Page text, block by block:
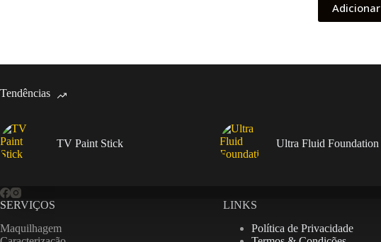
Adicionar
Tendências
TV Paint Stick Ultra Fluid Foundation
SERVIÇOS
Maquilhagem
LINKS
Política de Privacidade